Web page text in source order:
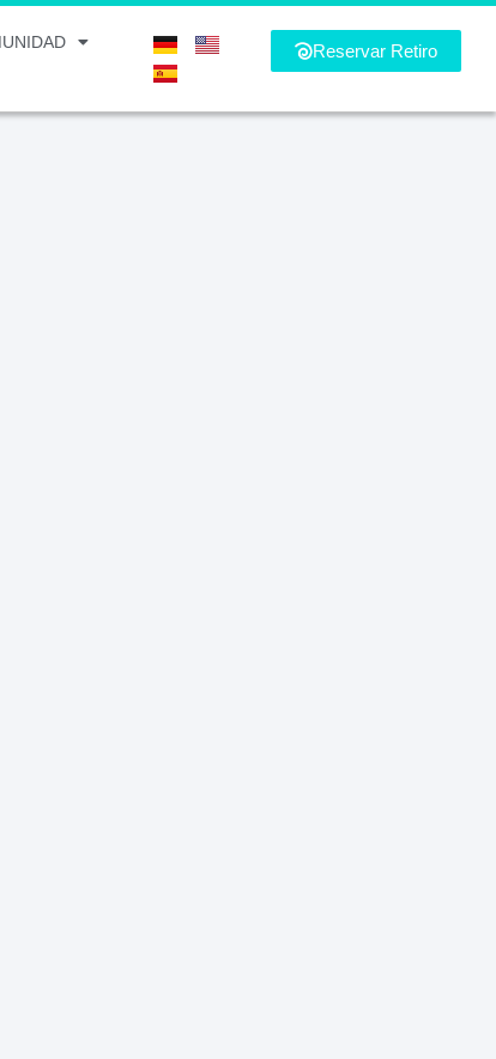
Reservar Retiro